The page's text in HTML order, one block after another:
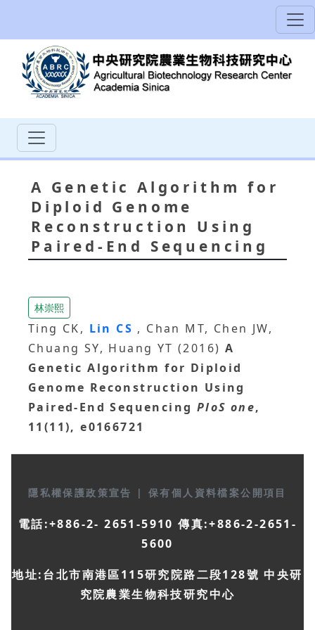
A Genetic Algorithm for
Diploid Genome
Reconstruction Using
Paired-End Sequencing
林崇熙
Ting CK, Lin CS , Chan MT, Chen JW,
Chuang SY, Huang YT (2016) A
Genetic Algorithm for Diploid
Genome Reconstruction Using
Paired-End Sequencing PloS one,
11(11), e0166721
隱私權保護政策宣告 | 保有個人資料檔案公開項目
電話:+886-2- 2651-5910 傳真:+886-2-2651-
5600
地址:台北市南港區115研究院路二段128號 中央研
究院農業生物科技研究中心